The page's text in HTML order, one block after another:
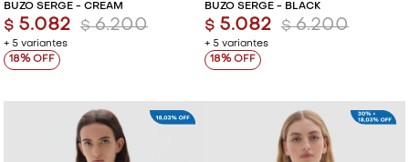
BUZO SERGE - CREAM
+ 5 variantes
$ 5.082 $ 6.200
18
BUZO SERGE - BLACK
+ 5 variantes
$ 5.082 $ 6.200
18